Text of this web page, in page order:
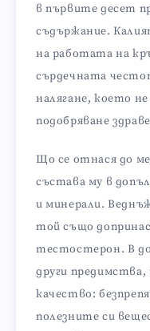
в първите десет
съдържание.
на работата на
сърдечната
налягане, което
подобряване
Що се отнася до
състава му в
и минерали.
той също
тестостерон. В
други предимства,
качество:
полезните си